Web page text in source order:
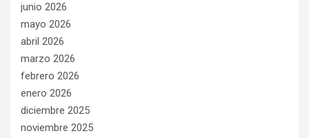
junio 2026
mayo 2026
abril 2026
marzo 2026
febrero 2026
enero 2026
diciembre 2025
noviembre 2025